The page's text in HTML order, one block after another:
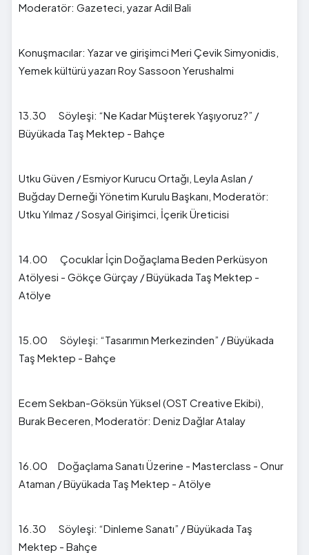
Moderatör: Gazeteci, yazar Adil Bali
Konuşmacılar: Yazar ve girişimci Meri Çevik Simyonidis,
Yemek kültürü yazarı Roy Sassoon Yerushalmi
13.30 Söyleşi: “Ne Kadar Müşterek Yaşıyoruz?” /
Büyükada Taş Mektep - Bahçe
Utku Güven / Esmiyor Kurucu Ortağı, Leyla Aslan /
Buğday Derneği Yönetim Kurulu Başkanı, Moderatör:
Utku Yılmaz / Sosyal Girişimci, İçerik Üreticisi
14.00 Çocuklar İçin Doğaçlama Beden Perküsyon
Atölyesi - Gökçe Gürçay / Büyükada Taş Mektep -
Atölye
15.00 Söyleşi: “Tasarımın Merkezinden” / Büyükada
Taş Mektep - Bahçe
Ecem Sekban-Göksün Yüksel (OST Creative Ekibi),
Burak Beceren, Moderatör: Deniz Dağlar Atalay
16.00 Doğaçlama Sanatı Üzerine - Masterclass - Onur
Ataman / Büyükada Taş Mektep - Atölye
16.30 Söyleşi: “Dinleme Sanatı” / Büyükada Taş
Mektep - Bahçe